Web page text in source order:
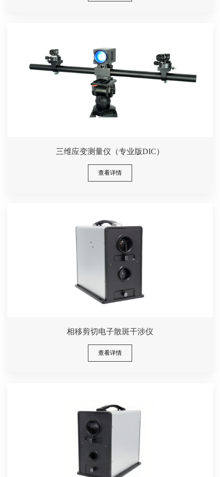
三维应变测量仪（专业版DIC）
查看详情
相移剪切电子散斑干涉仪
查看详情